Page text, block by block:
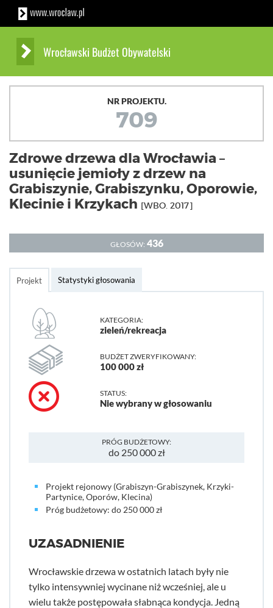
Wrocławski Budżet Obywatelski
NR PROJEKTU.
709
Zdrowe drzewa dla Wrocławia –
usunięcie jemioły z drzew na
Grabiszynie, Grabiszynku, Oporowie,
Klecinie i Krzykach [WBO. 2017]
GŁOSÓW: 436
Projekt Statystyki głosowania
KATEGORIA:
zieleń/rekreacja
BUDŻET ZWERYFIKOWANY:
100 000 zł
STATUS:
Nie wybrany w głosowaniu
PRÓG BUDŻETOWY:
do 250 000 zł
Projekt rejonowy (Grabiszyn-Grabiszynek, Krzyki-
Partynice, Oporów, Klecina)
Próg budżetowy: do 250 000 zł
UZASADNIENIE
Wrocławskie drzewa w ostatnich latach były nie
tylko intensywniej wycinane niż wcześniej, ale u
wielu także postępowała słabnąca kondycja. Jedną